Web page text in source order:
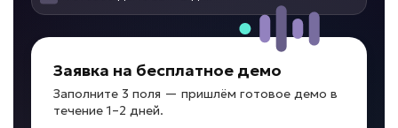
ИИ для сопровождения
сделок
Задача: Контроль этапов продаж
Заявка на бесплатное демо
Заполните 3 поля — пришлём готовое демо в
течение 1–2 дней.